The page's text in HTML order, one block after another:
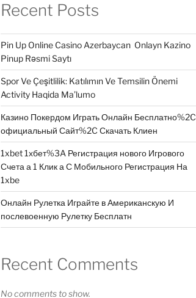
Recent Posts
Pin Up Online Casino Azerbaycan ️ Onlayn Kazino
Pinup Rəsmi Saytı
Spor Ve Çeşitlilik: Katılımın Ve Temsilin Önemi
Activity Haqida Ma’lumo
Казино Покердом Играть Онлайн Бесплатно%2C
официальный Сайт%2C Скачать Клиен
1xbet 1хбет%3A Регистрация нового Игрового
Счета а 1 Клик а С Мобильного Регистрация На
1xbe
Онлайн Рулетка Играйте в Американскую И
послевоенную Рулетку Бесплатн
Recent Comments
No comments to show.